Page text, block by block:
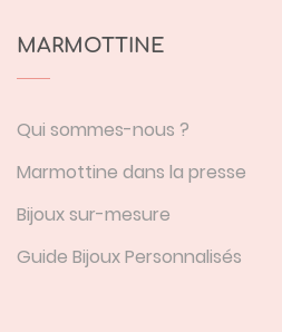
MARMOTTINE
Qui sommes-nous ?
Marmottine dans la presse
Bijoux sur-mesure
Guide Bijoux Personnalisés